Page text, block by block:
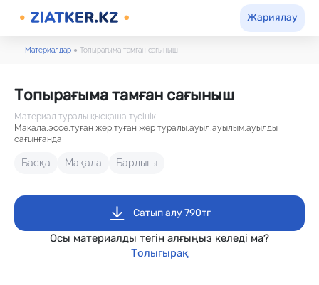
Жариялау
Материалдар ● Топырағыма тамған сағыныш
Топырағыма тамған сағыныш
Материал туралы қысқаша түсінік
Мақала,эссе,туған жер,туған жер туралы,ауыл,ауылым,ауылды
сағынғанда
Басқа Мақала Барлығы
Сатып алу 790тг
Осы материалды тегін алғыңыз келеді ма?
Толығырақ